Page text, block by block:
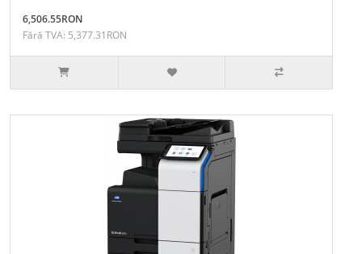
6,506.55RON
Fără TVA: 5,377.31RON